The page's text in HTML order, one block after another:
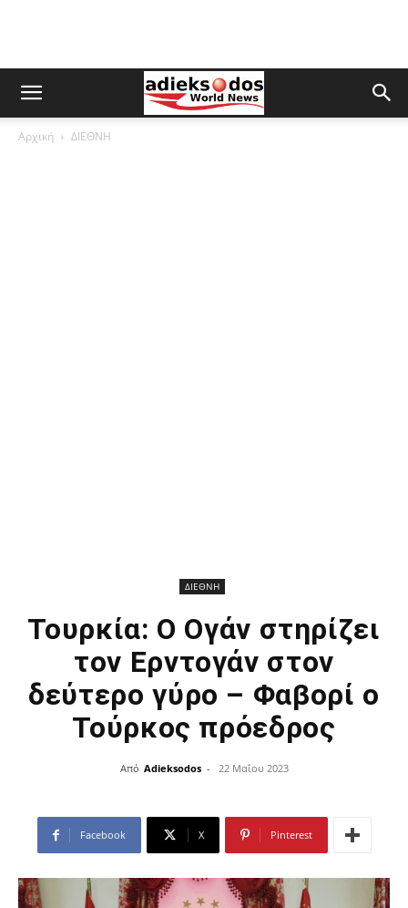
Αρχική ΔΙΕΘΝΗ
ΔΙΕΘΝΗ
Τουρκία: Ο Ογάν στηρίζει
τον Ερντογάν στον
δεύτερο γύρο – Φαβορί ο
Τούρκος πρόεδρος
Από Adieksodos - 22 Μαΐου 2023
Facebook X Pinterest